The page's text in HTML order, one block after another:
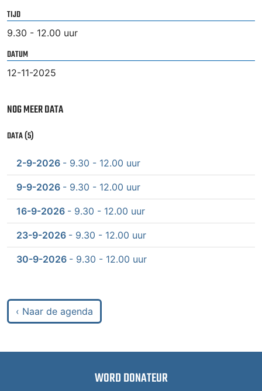
TIJD
9.30 - 12.00 uur
DATUM
12-11-2025
NOG MEER DATA
DATA (5)
2-9-2026 - 9.30 - 12.00 uur
9-9-2026 - 9.30 - 12.00 uur
16-9-2026 - 9.30 - 12.00 uur
23-9-2026 - 9.30 - 12.00 uur
30-9-2026 - 9.30 - 12.00 uur
‹ Naar de agenda
WORD DONATEUR